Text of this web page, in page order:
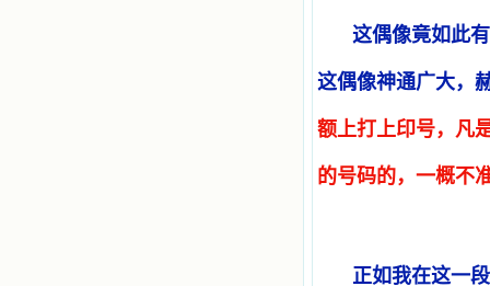
这偶像竟如此
这偶像神通广大，
额上打上印号，凡
的号码的，一概不
正如我在这一